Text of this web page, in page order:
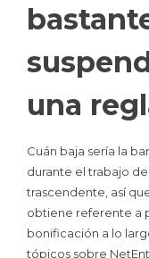
una
Cuán baja serí­a la
durante el trabajo
trascendente, así
obtiene referente a
bonificación a lo
tópicos sobre